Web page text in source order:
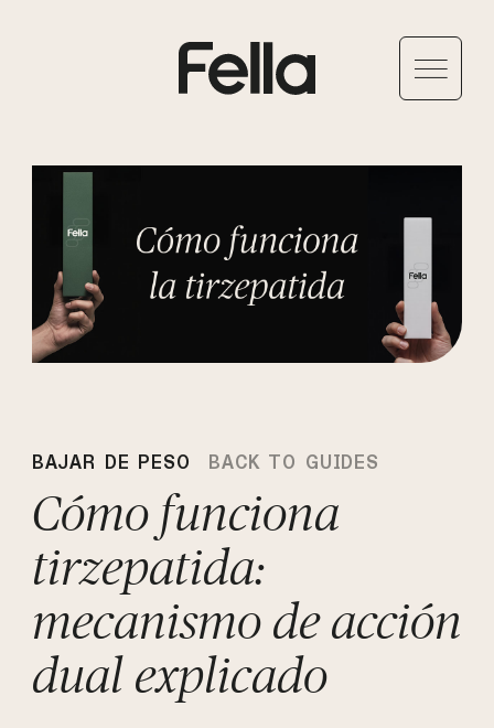
BAJAR DE PESO BACK TO GUIDES
Cómo funciona
tirzepatida:
mecanismo de acción
dual explicado